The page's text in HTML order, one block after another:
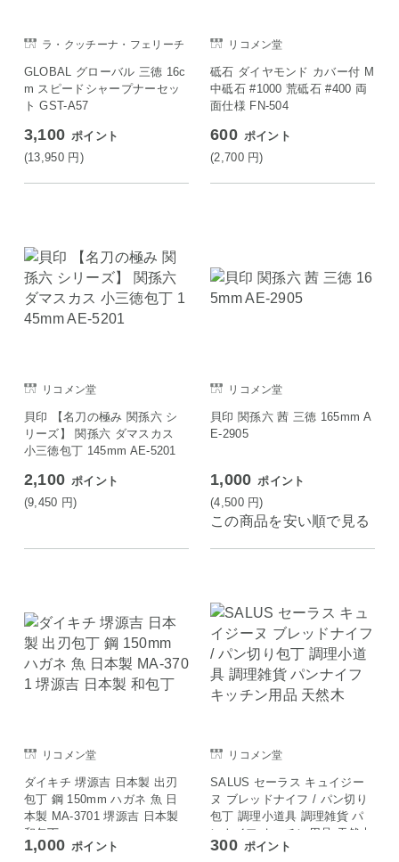
ラ・クッチーナ・フェリーチ
GLOBAL グローバル 三徳 16c
m スピードシャープナーセッ
ト GST-A57
3,100 ポイント
(13,950 円 )
リコメン堂
砥石 ダイヤモンド カバー付 M
中砥石 #1000 荒砥石 #400 両
面仕様 FN-504
600 ポイント
(2,700 円)
リコメン堂
貝印 【名刀の極み 関孫六 シ
リーズ】 関孫六 ダマスカス
小三徳包丁 145mm AE-5201
2,100 ポイント
(9,450 円)
リコメン堂
貝印 関孫六 茜 三徳 165mm A
E-2905
1,000 ポイント
(4,500 円)
この商品を安い順で見る
リコメン堂
ダイキチ 堺源吉 日本製 出刃
包丁 鋼 150mm ハガネ 魚 日
本製 MA-3701 堺源吉 日本製
和包丁
1,000 ポイント
リコメン堂
SALUS セーラス キュイジー
ヌ ブレッドナイフ / パン切り
包丁 調理小道具 調理雑貨 パ
ンナイフ キッチン用品 天然木
300 ポイント